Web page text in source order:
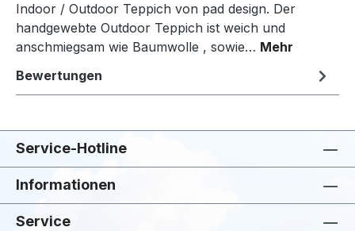
Indoor / Outdoor Teppich von pad design. Der
handgewebte Outdoor Teppich ist weich und
anschmiegsam wie Baumwolle , sowie… Mehr
Bewertungen
Service-Hotline
Informationen
Service